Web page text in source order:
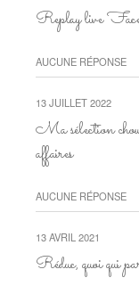
Replay live
AUCUNE RÉPONSE
13 JUILLET 2022
Ma sélection
affaires
AUCUNE RÉPONSE
13 AVRIL 2021
Réduc, quoi qui